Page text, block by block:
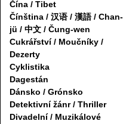
Čína / Tibet
Čínština / 汉语 / 漢語 / Chan-
jü / 中文 / Čung-wen
Cukrářství / Moučníky /
Dezerty
Cyklistika
Dagestán
Dánsko / Grónsko
Detektivní žánr / Thriller
Divadelní / Muzikálové